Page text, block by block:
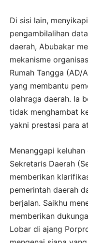
Di sisi lain,
pengambilalihan
daerah, Abubakar
mekanisme
Rumah Tangga (AD/
yang membantu
olahraga daerah. Ia
tidak menghambat
yakni prestasi para
Menanggapi keluhan
Sekretaris Daerah
memberikan
pemerintah daerah
berjalan. Saikhu
memberikan
Lobar di ajang